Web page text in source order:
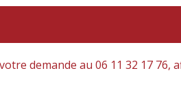
demande au 06 11 32 17 76,